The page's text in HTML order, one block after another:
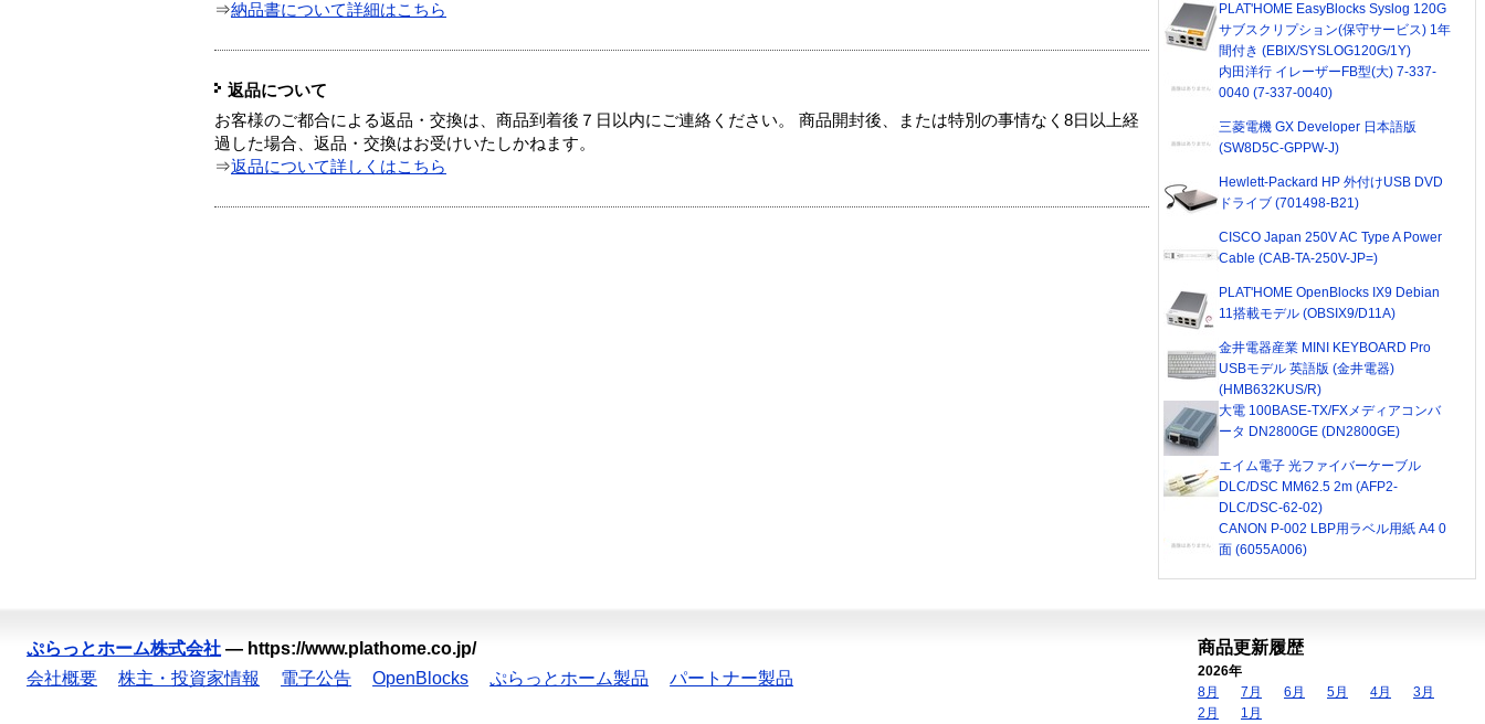
⇒納品書について詳細はこちら
返品について
お客様のご都合による返品・交換は、商品到着後７日以内にご連絡ください。 商品開封後、または特別の事情なく8日以上経
過した場合、返品・交換はお受けいたしかねます。
⇒返品について詳しくはこちら
PLAT'HOME EasyBlocks Syslog 120G
サブスクリプション(保守サービス) 1年
間付き (EBIX/SYSLOG120G/1Y)
内田洋行 イレーザーFB型(大) 7-337-
0040 (7-337-0040)
三菱電機 GX Developer 日本語版
(SW8D5C-GPPW-J)
Hewlett-Packard HP 外付けUSB DVD
ドライブ (701498-B21)
CISCO Japan 250V AC Type A Power
Cable (CAB-TA-250V-JP=)
PLAT'HOME OpenBlocks IX9 Debian
11搭載モデル (OBSIX9/D11A)
金井電器産業 MINI KEYBOARD Pro
USBモデル 英語版 (金井電器)
(HMB632KUS/R)
大電 100BASE-TX/FXメディアコンバ
ータ DN2800GE (DN2800GE)
エイム電子 光ファイバーケーブル
DLC/DSC MM62.5 2m (AFP2-
DLC/DSC-62-02)
CANON P-002 LBP用ラベル用紙 A4 0
面 (6055A006)
ぷらっとホーム株式会社 — https://www.plathome.co.jp/
会社概要
株主・投資家情報 電子公告 OpenBlocks ぷらっとホーム製品 パートナー製品
商品更新履歴
2026年
8月
7月 6月 5月 4月
3月
2月
1月